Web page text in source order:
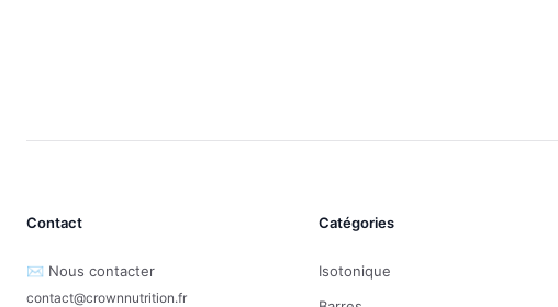
Contact
✉️ Nous contacter
contact@crownnutrition.fr
Catégories
Isotonique